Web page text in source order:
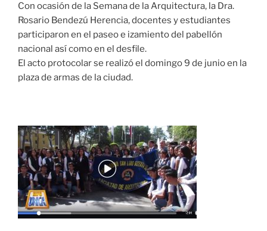
Con ocasión de la Semana de la Arquitectura, la Dra.
Rosario Bendezú Herencia, docentes y estudiantes
participaron en el paseo e izamiento del pabellón
nacional así como en el desfile.
El acto protocolar se realizó el domingo 9 de junio en la
plaza de armas de la ciudad.